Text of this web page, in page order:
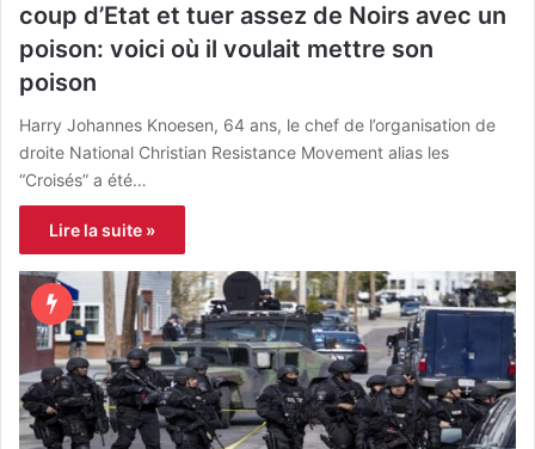
coup d’Etat et tuer assez de Noirs avec un
poison: voici où il voulait mettre son
poison
Harry Johannes Knoesen, 64 ans, le chef de l’organisation de
droite National Christian Resistance Movement alias les
“Croisés” a été…
Lire la suite »